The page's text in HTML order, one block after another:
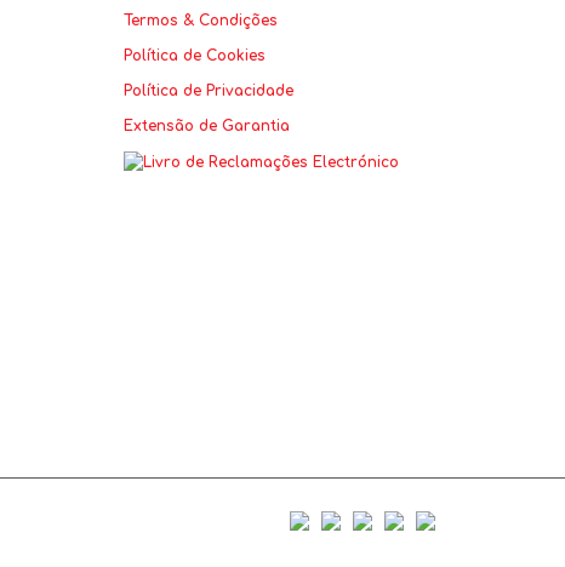
Termos & Condições
Política de Cookies
Política de Privacidade
Extensão de Garantia